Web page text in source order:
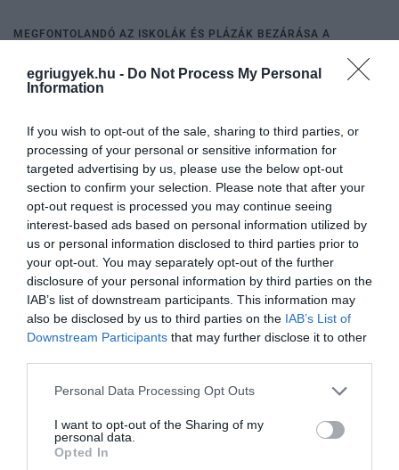
egriugyek.hu - Do Not Process My Personal
Information
If you wish to opt-out of the sale, sharing to third parties, or
processing of your personal or sensitive information for
targeted advertising by us, please use the below opt-out
section to confirm your selection. Please note that after your
opt-out request is processed you may continue seeing
interest-based ads based on personal information utilized by
us or personal information disclosed to third parties prior to
your opt-out. You may separately opt-out of the further
disclosure of your personal information by third parties on the
IAB’s list of downstream participants. This information may
also be disclosed by us to third parties on the IAB’s List of
Downstream Participants that may further disclose it to other
Please note that this website/app uses one or more Google
not limited to your visit or usage behaviour. You may click to
grant or deny consent to Google and its third-party tags to
use your data for below specified purposes in below Google
Personal Data Processing Opt Outs
I want to opt-out of the Sharing of my
personal data.
Opted In
MEGFONTOLANDÓ AZ ISKOLÁK ÉS PLÁZÁK BEZÁRÁSA A
Ahogy arról az Egri Ügyek is beszámolt, a Pedagógusok
Orbán Viktort: rendelje el a digitális munkavégzést valamennyi
köznevelési intézményb...
MOST AKKOR MÉGIS LESZ GYEREKFELÜGYELET HÉTFŐTŐL AZ
ÓVODÁKBAN ÉS ISKOLÁKBAN
2021. március 06 |Mindenki ügye
A pénteki hivatalos közlések szerint még úgy volt, hogy a
korábbiaktól eltérően most sem az iskolákban, sem az óvodákban
nem lesz gyermekfelügyelet. Ehhez képest a helyzet válzotni
látszik, legaláb...
KIDERÜLT: ENNYI GYEREK SZÁMÁRA KÉRTEK FELÜGYELETET A
Március 8.-i hatállyal a kormány elrendelte az általános iskolák és
az óvodák bezárását is a járvány harmadik hulláma miatt, a már
tavaly november óta zárva tartó középiskolák után. Ez viszont